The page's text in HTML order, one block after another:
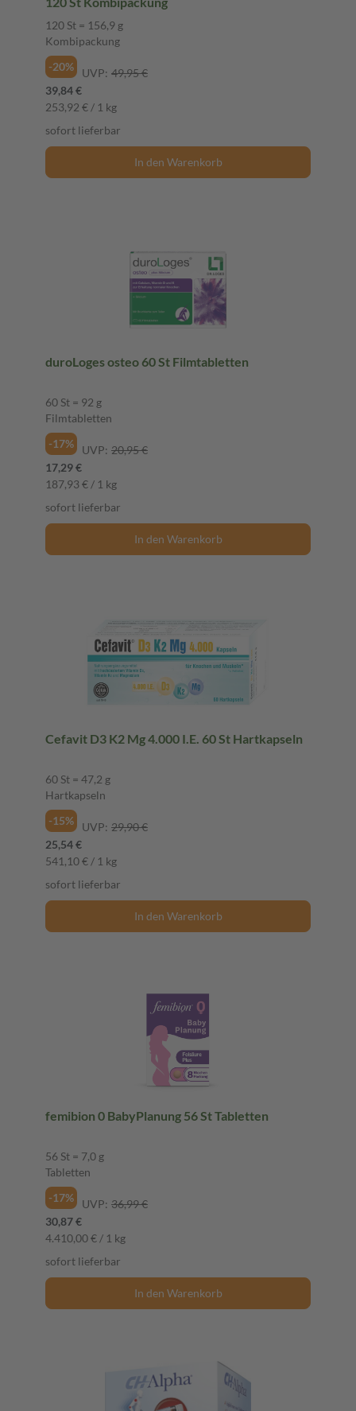
120 St = 156,9 g
Kombipackung
-20%
UVP: 49,95 €
39,84 €
253,92 € / 1 kg
sofort lieferbar
In den Warenkorb
duroLoges osteo 60 St Filmtabletten
60 St = 92 g
Filmtabletten
-17%
UVP: 20,95 €
17,29 €
187,93 € / 1 kg
sofort lieferbar
In den Warenkorb
Cefavit D3 K2 Mg 4.000 I.E. 60 St Hartkapseln
60 St = 47,2 g
Hartkapseln
-15%
UVP: 29,90 €
25,54 €
541,10 € / 1 kg
sofort lieferbar
In den Warenkorb
femibion 0 BabyPlanung 56 St Tabletten
56 St = 7,0 g
Tabletten
-17%
UVP: 36,99 €
30,87 €
4.410,00 € / 1 kg
sofort lieferbar
In den Warenkorb